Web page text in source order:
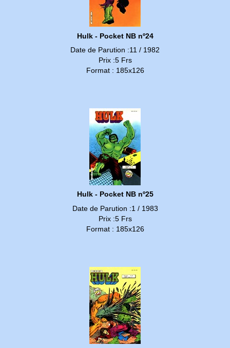
Hulk - Pocket NB nº24
Date de Parution :11 / 1982
Prix :5 Frs
Format : 185x126
Hulk - Pocket NB nº25
Date de Parution :1 / 1983
Prix :5 Frs
Format : 185x126